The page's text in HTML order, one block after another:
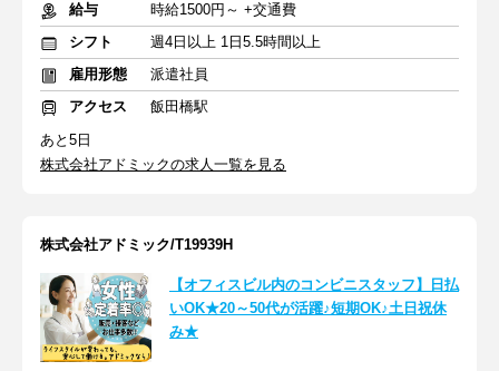
給与
時給1500円～ +交通費
シフト
週4日以上 1日5.5時間以上
雇用形態
派遣社員
アクセス
飯田橋駅
あと5日
株式会社アドミックの求人一覧を見る
株式会社アドミック/T19939H
【オフィスビル内のコンビニスタッフ】日払
いOK★20～50代が活躍♪短期OK♪土日祝休
み★